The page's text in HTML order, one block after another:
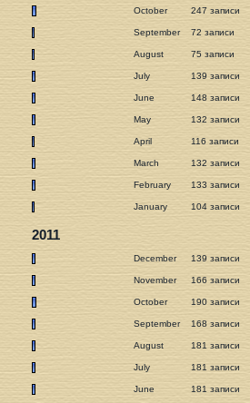
October 247 записи
September 72 записи
August 75 записи
July 139 записи
June 148 записи
May 132 записи
April 116 записи
March 132 записи
February 133 записи
January 104 записи
2011
December 139 записи
November 166 записи
October 190 записи
September 168 записи
August 181 записи
July 181 записи
June 181 записи